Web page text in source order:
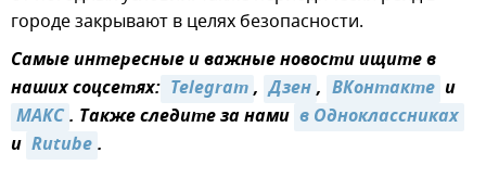
городе закрывают в целях безопасности.
Самые интересные и важные новости ищите в
наших соцсетях: Telegram, Дзен, ВКонтакте и
MAКС. Также следите за нами в Одноклассниках
и Rutube.